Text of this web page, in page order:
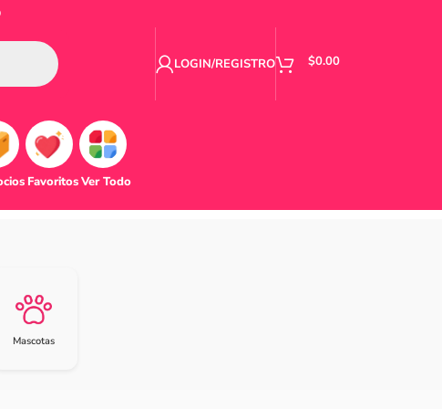
LOGIN/REGISTRO $0.00
FavoritosVer Todo
Mascotas